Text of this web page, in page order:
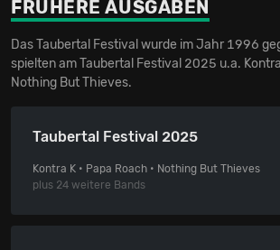
FRÜHERE AUSGABEN
Das Taubertal Festival wurde im Jahr 1996
spielten am Taubertal Festival 2025 u.a.
Nothing But Thieves.
Taubertal Festival 2025
Kontra K • Papa Roach • Nothing But Thieves
plus 24 weitere Bands